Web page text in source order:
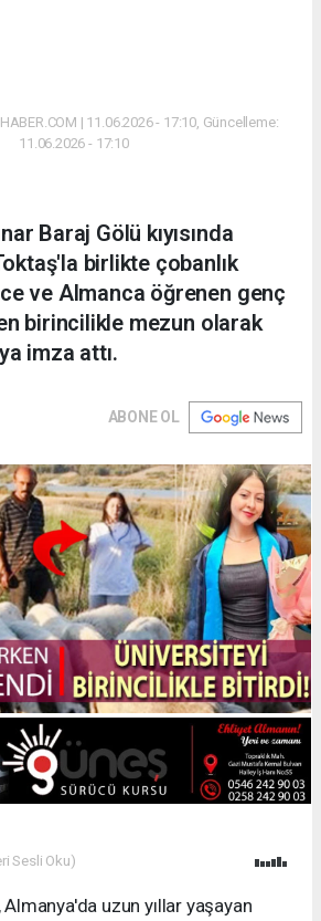
| 11.06.2026 - 17:10, Güncelleme:
11.06.2026 - 17:10
Baraj Gölü kıyısında
birlikte çobanlık
ve Almanca öğrenen genç
birincilikle mezun olarak
imza attı.
ABONE OL
Sesli Oku)
uzun yıllar yaşayan